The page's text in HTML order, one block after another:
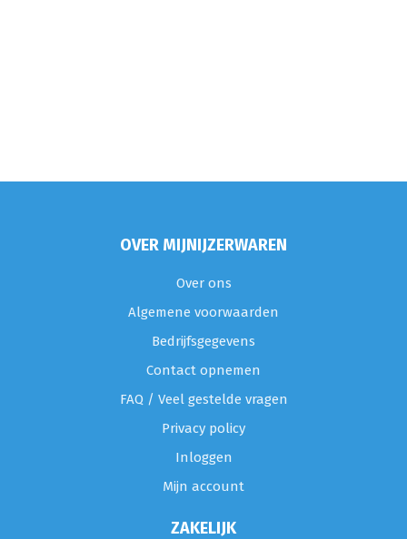
OVER MIJNIJZERWAREN
Over ons
Algemene voorwaarden
Bedrijfsgegevens
Contact opnemen
FAQ / Veel gestelde vragen
Privacy policy
Inloggen
Mijn account
ZAKELIJK